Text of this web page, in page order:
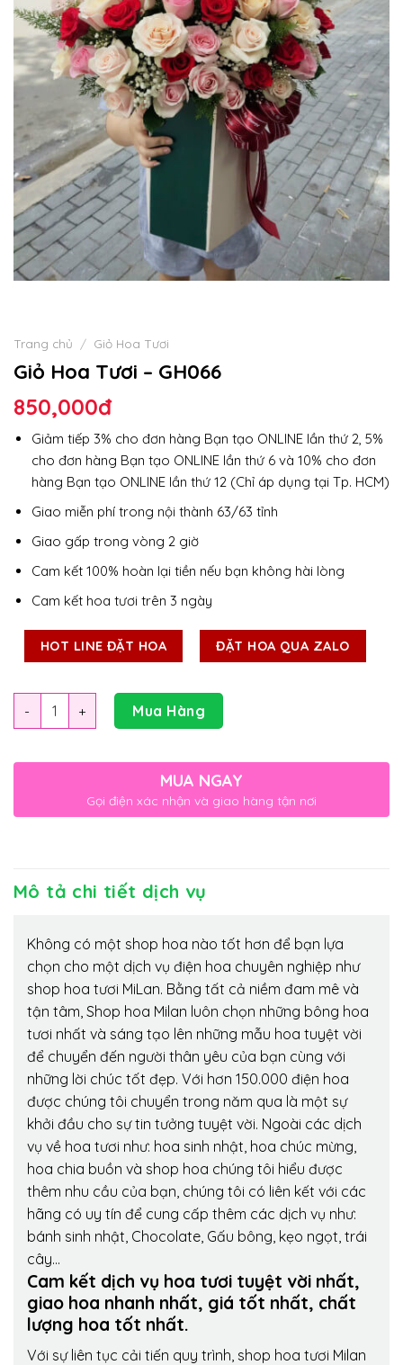
Trang chủ / Giỏ Hoa Tươi
Giỏ Hoa Tươi – GH066
850,000đ
Giảm tiếp 3% cho đơn hàng Bạn tạo ONLINE lần thứ 2, 5%
cho đơn hàng Bạn tạo ONLINE lần thứ 6 và 10% cho đơn
hàng Bạn tạo ONLINE lần thứ 12 (Chỉ áp dụng tại Tp. HCM)
Giao miễn phí trong nội thành 63/63 tỉnh
Giao gấp trong vòng 2 giờ
Cam kết 100% hoàn lại tiền nếu bạn không hài lòng
Cam kết hoa tươi trên 3 ngày
HOT LINE ĐẶT HOA ĐẶT HOA QUA ZALO
Số lượng Mua Hàng
MUA NGAY
Gọi điện xác nhận và giao hàng tận nơi
Mô tả chi tiết dịch vụ
Không có một shop hoa nào tốt hơn để bạn lựa
chọn cho một dịch vụ điện hoa chuyên nghiệp như
shop hoa tươi MiLan. Bằng tất cả niềm đam mê và
tận tâm, Shop hoa Milan luôn chọn những bông hoa
tươi nhất và sáng tạo lên những mẫu hoa tuyệt vời
để chuyển đến người thân yêu của bạn cùng với
những lời chúc tốt đẹp. Với hơn 150.000 điện hoa
được chúng tôi chuyển trong năm qua là một sự
khởi đầu cho sự tin tưởng tuyệt vời. Ngoài các dịch
vụ về hoa tươi như: hoa sinh nhật, hoa chúc mừng,
hoa chia buồn và shop hoa chúng tôi hiểu được
thêm nhu cầu của bạn, chúng tôi có liên kết với các
hãng có uy tín để cung cấp thêm các dịch vụ như:
bánh sinh nhật, Chocolate, Gấu bông, kẹo ngọt, trái
cây…
Cam kết dịch vụ hoa tươi tuyệt vời nhất,
giao hoa nhanh nhất, giá tốt nhất, chất
lượng hoa tốt nhất.
Với sự liên tục cải tiến quy trình, shop hoa tươi Milan